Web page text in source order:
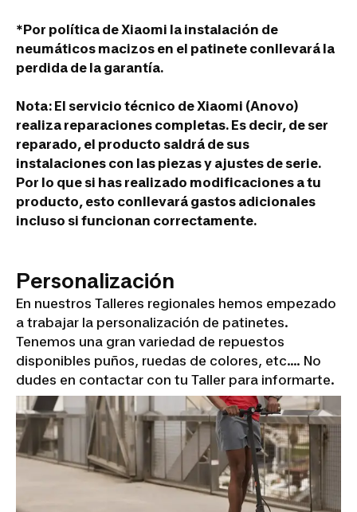
*Por política de Xiaomi la instalación de
neumáticos macizos en el patinete conllevará la
perdida de la garantía.
Nota: El servicio técnico de Xiaomi (Anovo)
realiza reparaciones completas. Es decir, de ser
reparado, el producto saldrá de sus
instalaciones con las piezas y ajustes de serie.
Por lo que si has realizado modificaciones a tu
producto, esto conllevará gastos adicionales
incluso si funcionan correctamente.
Personalización
En nuestros Talleres regionales hemos empezado
a trabajar la personalización de patinetes.
Tenemos una gran variedad de repuestos
disponibles puños, ruedas de colores, etc.... No
dudes en contactar con tu Taller para informarte.